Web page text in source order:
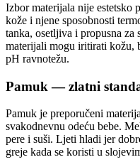
Izbor materijala nije
kože i njene sposobnosti
tanka, osetljiva i propusna za
materijali mogu iritirati kožu,
pH ravnotežu.
Pamuk — zlatni
Pamuk je preporučeni
svakodnevnu odeću bebe.
pere i suši. Ljeti hladi jer
greje kada se koristi u